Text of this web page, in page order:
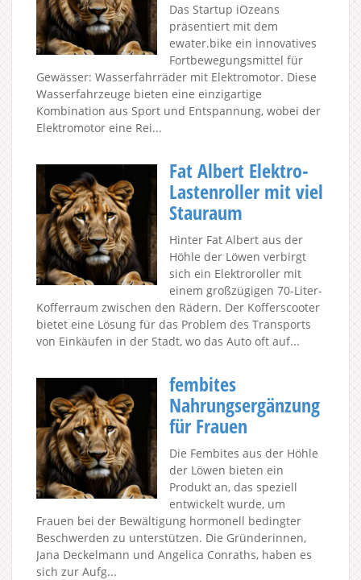
Das Startup iOzeans
präsentiert mit dem
ewater.bike ein innovatives
Fortbewegungsmittel für
Gewässer: Wasserfahrräder mit Elektromotor. Diese
Wasserfahrzeuge bieten eine einzigartige
Kombination aus Sport und Entspannung, wobei der
Elektromotor eine Rei...
Fat Albert Elektro-
Lastenroller mit viel
Stauraum
Hinter Fat Albert aus der
Höhle der Löwen verbirgt
sich ein Elektroroller mit
einem großzügigen 70-Liter-
Kofferraum zwischen den Rädern. Der Kofferscooter
bietet eine Lösung für das Problem des Transports
von Einkäufen in der Stadt, wo das Auto oft auf...
fembites
Nahrungsergänzung
für Frauen
Die Fembites aus der Höhle
der Löwen bieten ein
Produkt an, das speziell
entwickelt wurde, um
Frauen bei der Bewältigung hormonell bedingter
Beschwerden zu unterstützen. Die Gründerinnen,
Jana Deckelmann und Angelica Conraths, haben es
sich zur Aufg...